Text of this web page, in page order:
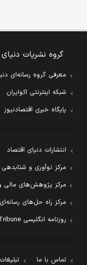
گروه نشریات
معرفی گروه رسانه‌ای
شبکه اینترنتی اکوایران
پایگاه خبری اقتصادنیوز
انتشارات دنیای اقتصاد
مرکز نوآوری و شتابدهی
مرکز پژوهش‌های مالی
مرکز راه حل‌های
روزنامه انگلیسی Financial Tribune
تماس با ما تبلیغات